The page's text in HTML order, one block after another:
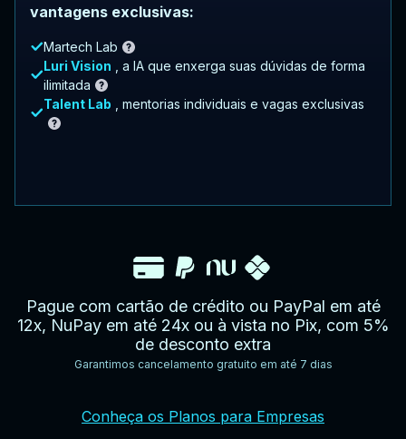
vantagens exclusivas:
Martech Lab
Luri Vision
, a IA que enxerga suas dúvidas de forma
ilimitada
Talent Lab
, mentorias individuais e vagas exclusivas
Pague com cartão de crédito ou PayPal em até
12x, NuPay em até 24x ou à vista no Pix, com 5%
de desconto extra
Garantimos cancelamento gratuito em até 7 dias
Conheça os Planos para Empresas
Play